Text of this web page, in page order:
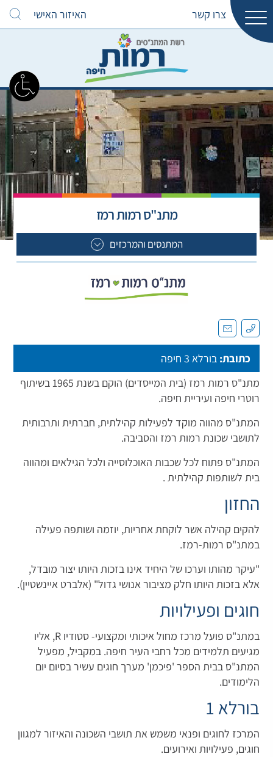
צרו קשר האיזור האישי
מתנ"ס רמות רמז
המתנסים והמרכזים
כתובת: בורלא 3 חיפה
מתנ"ס רמות רמז (בית המייסדים) הוקם בשנת 1965 בשיתוף
רוטרי חיפה ועיריית חיפה.
המתנ"ס מהווה מוקד לפעילות קהילתית, חברתית ותרבותית
לתושבי שכונת רמות רמז והסביבה.
המתנ"ס פתוח לכל שכבות האוכלוסייה ולכל הגילאים ומהווה
בית לשותפות קהילתית .
החזון
להקים קהילה אשר לוקחת אחריות, יוזמה ושותפה פעילה
במתנ"ס רמות-רמז.
"עיקר מהותו וערכו של היחיד אינו בזכות היותו יצור מובדל,
אלא בזכות היותו חלק מציבור אנושי גדול" (אלברט איינשטיין).
חוגים ופעילויות
במתנ"ס פועל מרכז מחול איכותי ומקצועי- סטודיו R, אליו
מגיעים תלמידים מכל רחבי העיר חיפה. במקביל, מפעיל
המתנ"ס בבית הספר 'פיכמן' מערך חוגים עשיר בסיום יום
הלימודים.
בורלא 1
המרכז לחוגים ופנאי משמש את תושבי השכונה והאיזור למגוון
חוגים, פעילויות ואירועים.